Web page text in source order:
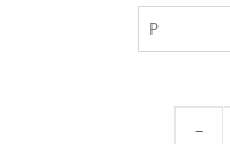
−